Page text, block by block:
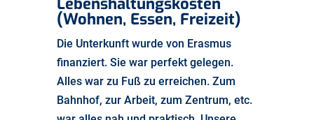
(Wohnen, Essen, Freizeit)
Die Unterkunft wurde von Erasmus
finanziert. Sie war perfekt gelegen.
Alles war zu Fuß zu erreichen. Zum
Bahnhof, zur Arbeit, zum Zentrum, etc.